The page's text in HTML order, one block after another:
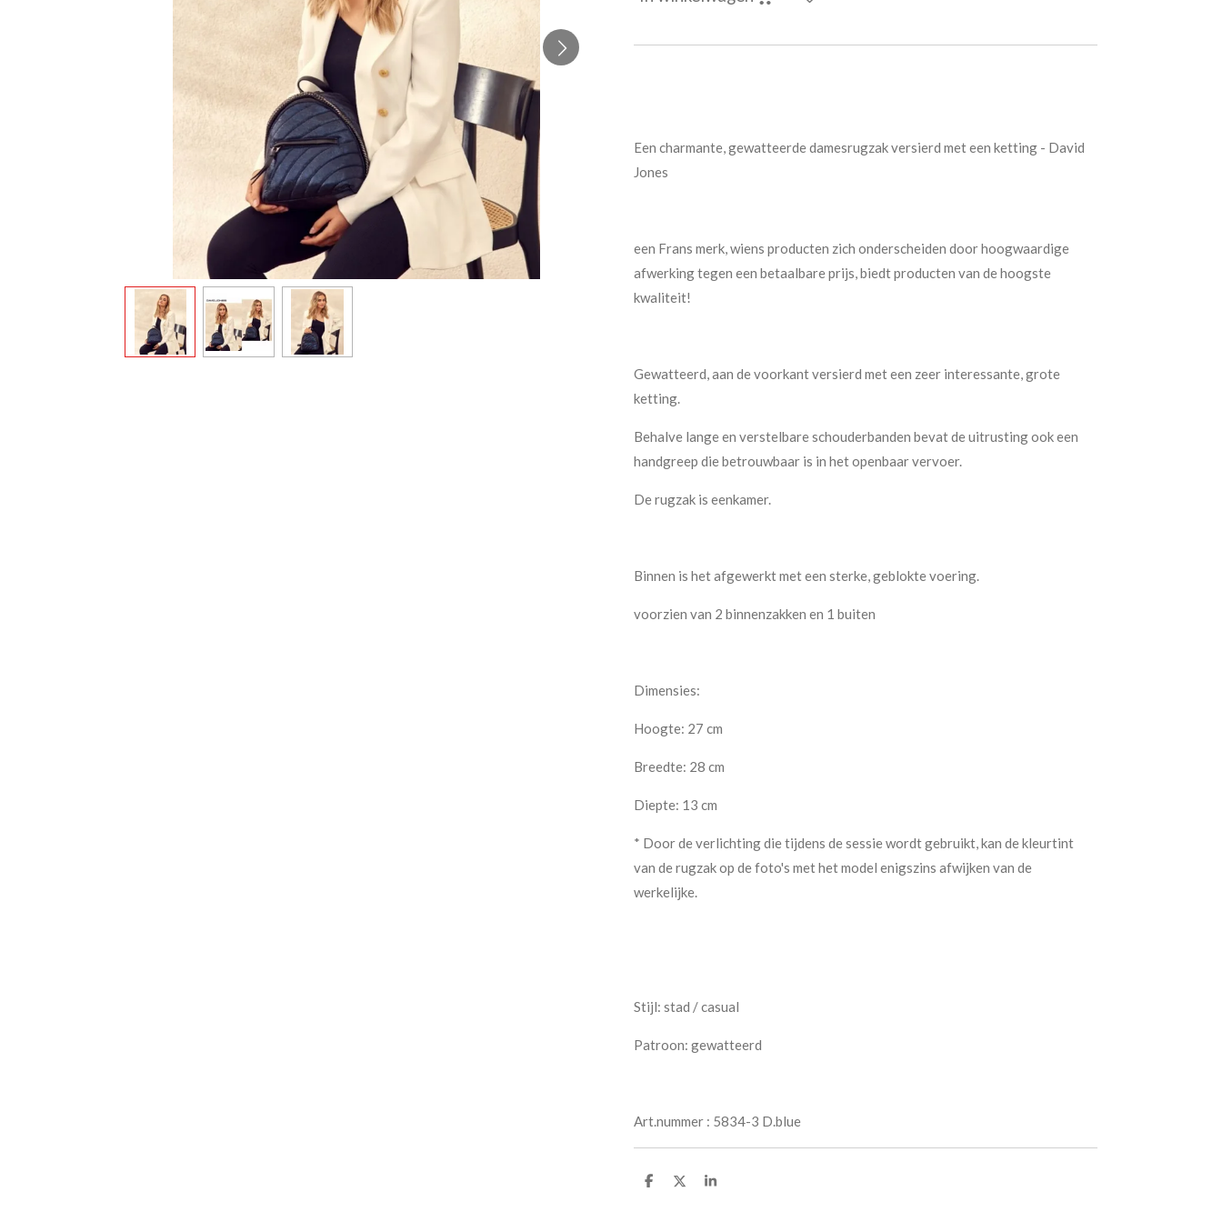
Een charmante, gewatteerde damesrugzak versierd met een ketting - David
Jones
een Frans merk, wiens producten zich onderscheiden door hoogwaardige
afwerking tegen een betaalbare prijs, biedt producten van de hoogste
kwaliteit!
Gewatteerd, aan de voorkant versierd met een zeer interessante, grote
ketting.
Behalve lange en verstelbare schouderbanden bevat de uitrusting ook een
handgreep die betrouwbaar is in het openbaar vervoer.
De rugzak is eenkamer.
Binnen is het afgewerkt met een sterke, geblokte voering.
voorzien van 2 binnenzakken en 1 buiten
Dimensies:
Hoogte: 27 cm
Breedte: 28 cm
Diepte: 13 cm
* Door de verlichting die tijdens de sessie wordt gebruikt, kan de kleurtint
van de rugzak op de foto's met het model enigszins afwijken van de
werkelijke.
Stijl: stad / casual
Patroon: gewatteerd
Art.nummer : 5834-3 D.blue
D
D
S